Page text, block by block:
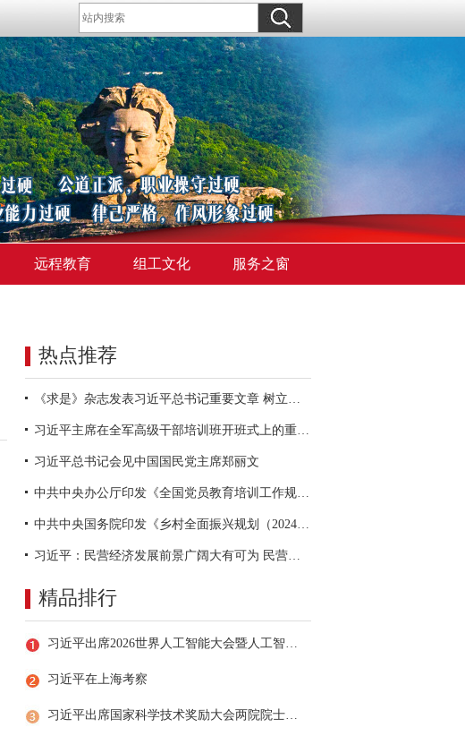
远程教育 组工文化 服务之窗
热点推荐
《求是》杂志发表习近平总书记重要文章 树立和践行正确政绩观
习近平主席在全军高级干部培训班开班式上的重要讲话引领全军开展思想整风、深化政治整训
习近平总书记会见中国国民党主席郑丽文
中共中央办公厅印发《全国党员教育培训工作规划（2024－2028年）》
中共中央国务院印发《乡村全面振兴规划（2024—2027年）》
习近平：民营经济发展前景广阔大有可为 民营企业和民营企业家大显身手正当其时
精品排行
习近平出席2026世界人工智能大会暨人工智能全球治理高级别会议开幕式并发表主旨讲话
习近平在上海考察
习近平出席国家科学技术奖励大会两院院士大会中国科协第十一次全国代表大会并发表重要讲话